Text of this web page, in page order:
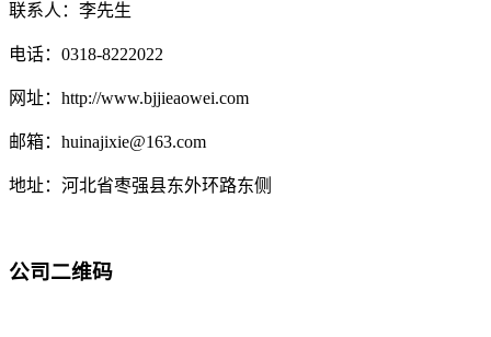
联系人：李先生
电话：0318-8222022
网址：http://www.bjjieaowei.com
邮箱：huinajixie@163.com
地址：河北省枣强县东外环路东侧
公司二维码